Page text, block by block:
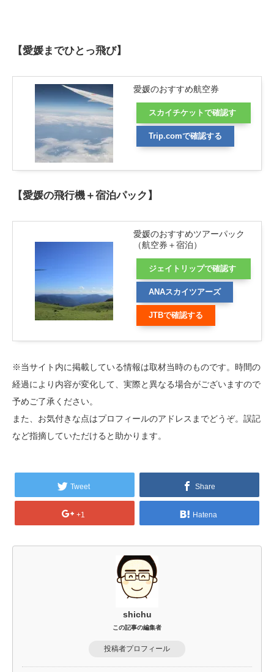
【愛媛までひとっ飛び】
愛媛のおすすめ航空券
スカイチケットで確認す
る
Trip.comで確認する
【愛媛の飛行機＋宿泊パック】
愛媛のおすすめツアーパック
（航空券＋宿泊）
ジェイトリップで確認す
る
ANAスカイツアーズ
JTBで確認する
※当サイト内に掲載している情報は取材当時のものです。時間の
経過により内容が変化して、実際と異なる場合がございますので
予めご了承ください。
また、お気付きな点はプロフィールのアドレスまでどうぞ。誤記
など指摘していただけると助かります。
Tweet Share
+1 Hatena
shichu
この記事の編集者
投稿者プロフィール